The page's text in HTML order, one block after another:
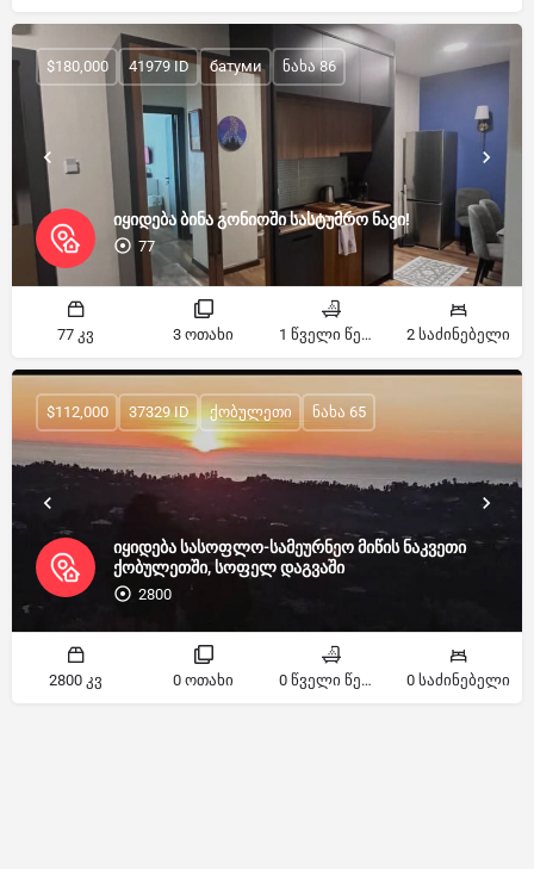
იყიდება ბინა გონიოში სასტუმრო ნავი!
77
$180,000 41979 ID батуми ნახა 86
77 კვ 3 ოთახი 1 წველი წერტილი 2 საძინებელი
იყიდება სასოფლო-სამეურნეო მიწის ნაკვეთი
ქობულეთში, სოფელ დაგვაში
2800
$112,000 37329 ID ქობულეთი ნახა 65
2800 კვ 0 ოთახი 0 წველი წერტილი 0 საძინებელი